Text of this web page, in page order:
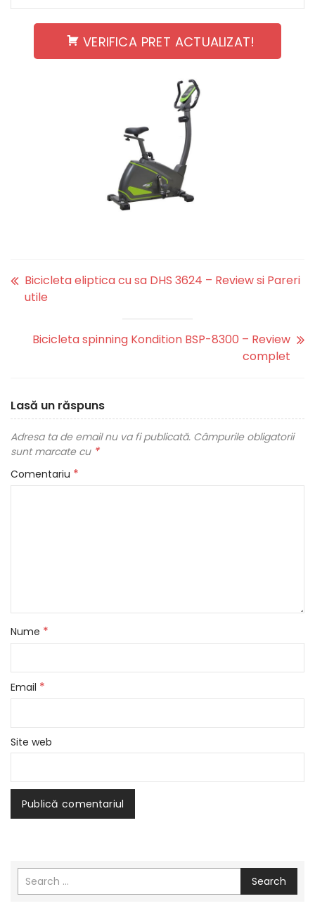
VERIFICA PRET ACTUALIZAT!
Bicicleta eliptica cu sa DHS 3624 – Review si Pareri
utile
Bicicleta spinning Kondition BSP-8300 – Review
complet
Lasă un răspuns
Adresa ta de email nu va fi publicată. Câmpurile obligatorii
sunt marcate cu *
Comentariu *
Nume *
Email *
Site web
Search